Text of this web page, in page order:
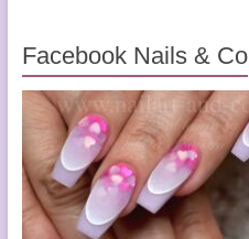
Facebook Nails & Co